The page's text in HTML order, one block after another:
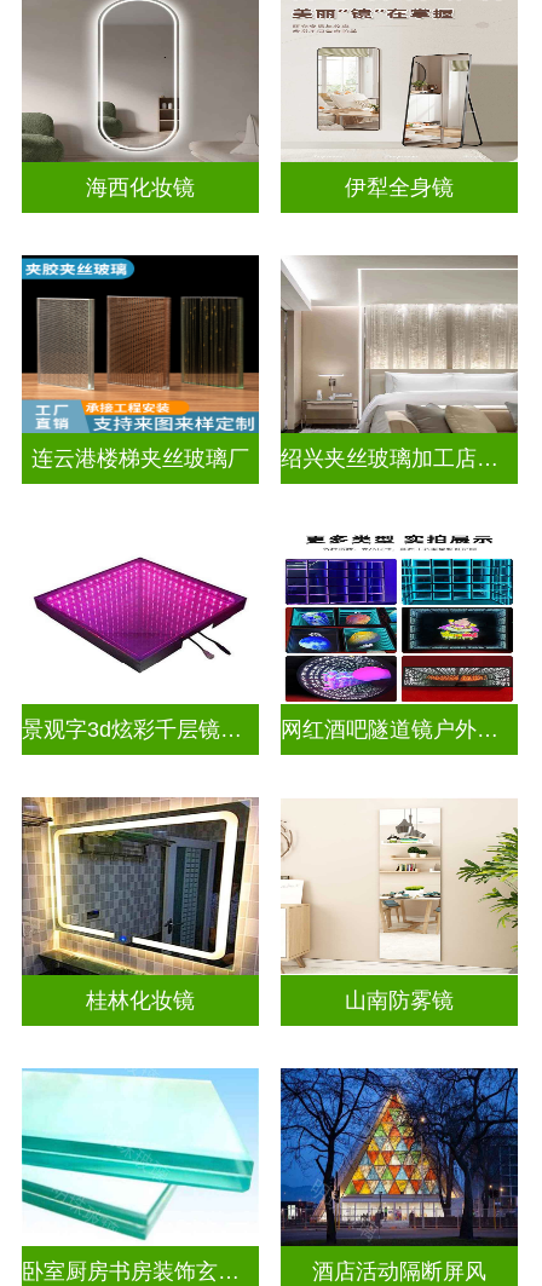
海西化妆镜 伊犁全身镜
连云港楼梯夹丝玻璃厂 绍兴夹丝玻璃加工店电话
景观字3d炫彩千层镜深渊镜 网红酒吧隧道镜户外门头招牌深渊镜
桂林化妆镜 山南防雾镜
卧室厨房书房装饰玄关隔断 酒店活动隔断屏风